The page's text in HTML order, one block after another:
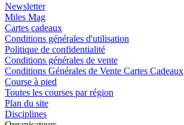
Newsletter
Miles Mag
Cartes cadeaux
Conditions générales d'utilisation
Politique de confidentialité
Conditions générales de vente
Conditions Générales de Vente Cartes Cadeaux
Course à pied
Toutes les courses par région
Plan du site
Disciplines